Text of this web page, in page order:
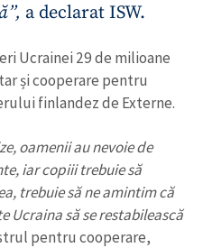
a declarat ISW.
Ucrainei 29 de milioane
și cooperare pentru
finlandez de Externe.
oamenii au nevoie de
iar copiii trebuie să
trebuie să ne amintim că
Ucraina să se restabilească
pentru cooperare,